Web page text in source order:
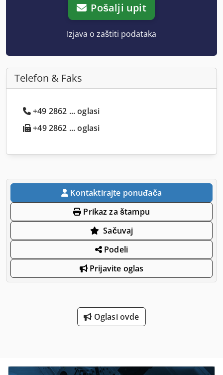
Pošalji upit
Izjava o zaštiti podataka
Telefon & Faks
+49 2862 ... oglasi
+49 2862 ... oglasi
Kontaktirajte ponuđača
Prikaz za štampu
Sačuvaj
Podeli
Prijavite oglas
Oglasi ovde